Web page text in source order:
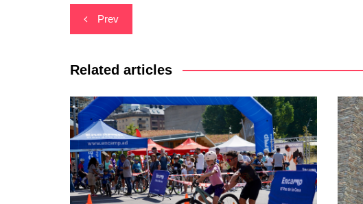
Navegació
d'entrades
Prev
Related articles